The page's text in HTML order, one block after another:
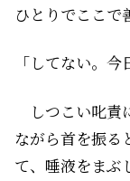
ひとりでここで
「してない。今
しつこい叱責
ながら首を振る
て、唾液をまぶ